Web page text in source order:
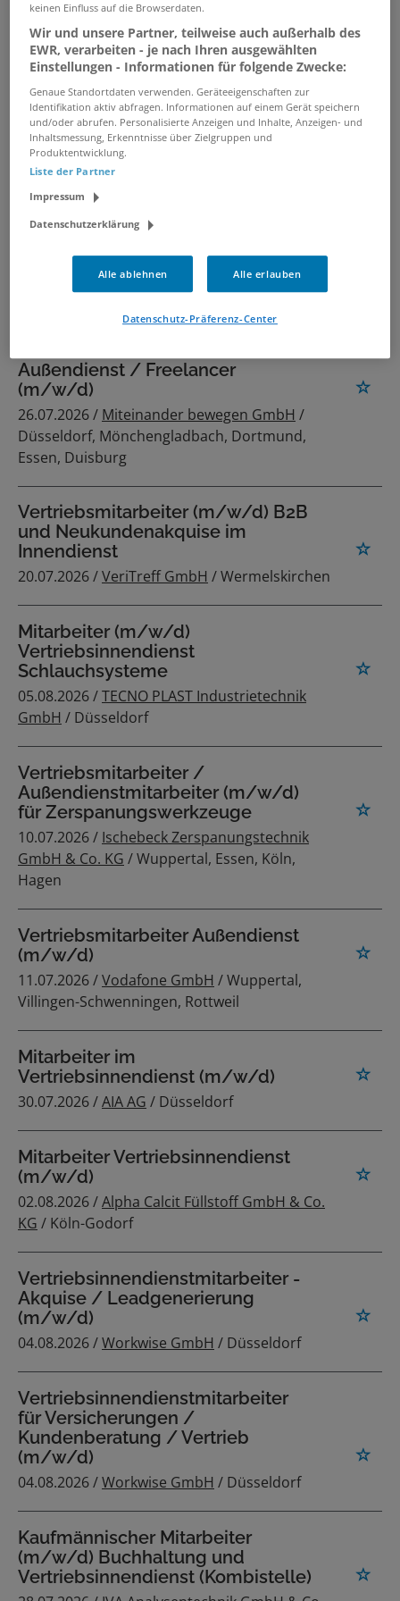
Vertriebsmitarbeiter Innendienst -
Sales Support / B2B (m/w/d)
04.08.2026 /Workwise GmbH/ Erkrath
Vertriebsmitarbeiter Außendienst -
Agrartechnik / Anlagenbau
(m/w/d)
04.08.2026 /Workwise GmbH
Vertriebsmitarbeiter Außendienst -
04.08.2026 /Workwise GmbH/ Köln
Außendienst / Freelancer
(m/w/d)
26.07.2026 / Miteinander bewegen GmbH /
Düsseldorf, Mönchengladbach, Dortmund,
Essen, Duisburg
Vertriebsmitarbeiter (m/w/d) B2B
und Neukundenakquise im
Innendienst
20.07.2026 /VeriTreff GmbH / Wermelskirchen
Mitarbeiter (m/w/d)
Vertriebsinnendienst
Schlauchsysteme
05.08.2026 /TECNO PLAST Industrietechnik
GmbH / Düsseldorf
Vertriebsmitarbeiter /
Außendienstmitarbeiter (m/w/d)
für Zerspanungswerkzeuge
10.07.2026 / Ischebeck Zerspanungstechnik
GmbH & Co. KG / Wuppertal, Essen, Köln,
Hagen
Vertriebsmitarbeiter Außendienst
(m/w/d)
11.07.2026 /Vodafone GmbH / Wuppertal,
Villingen-Schwenningen, Rottweil
Mitarbeiter im
Vertriebsinnendienst (m/w/d)
30.07.2026 /AIA AG / Düsseldorf
Mitarbeiter Vertriebsinnendienst
(m/w/d)
02.08.2026 /Alpha Calcit Füllstoff GmbH & Co.
KG / Köln-Godorf
Vertriebsinnendienstmitarbeiter -
Akquise / Leadgenerierung
(m/w/d)
04.08.2026 /Workwise GmbH / Düsseldorf
Vertriebsinnendienstmitarbeiter
für Versicherungen /
Kundenberatung / Vertrieb
(m/w/d)
04.08.2026 /Workwise GmbH / Düsseldorf
Kaufmännischer Mitarbeiter
(m/w/d) Buchhaltung und
Vertriebsinnendienst (Kombistelle)
keinen Einfluss auf die Browserdaten.
Wir und unsere Partner, teilweise auch außerhalb des
EWR, verarbeiten - je nach Ihren ausgewählten
Einstellungen - Informationen für folgende Zwecke:
Genaue Standortdaten verwenden. Geräteeigenschaften zur
Identifikation aktiv abfragen. Informationen auf einem Gerät speichern
und/oder abrufen. Personalisierte Anzeigen und Inhalte, Anzeigen- und
Inhaltsmessung, Erkenntnisse über Zielgruppen und
Produktentwicklung.
Liste der Partner
Impressum
Datenschutzerklärung
Alle ablehnen Alle erlauben
Datenschutz-Präferenz-Center